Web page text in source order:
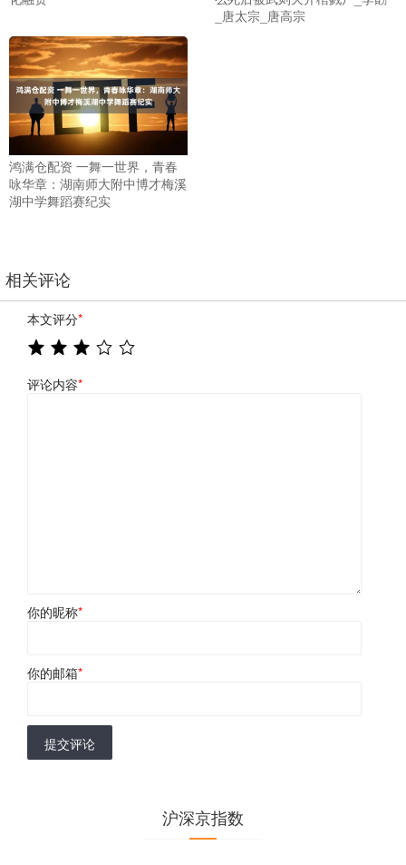
_唐太宗_唐高宗
鸿满仓配资 一舞一世界，青春
咏华章：湖南师大附中博才梅溪
湖中学舞蹈赛纪实
相关评论
本文评分*
评论内容*
你的昵称*
你的邮箱*
提交评论
沪深京指数